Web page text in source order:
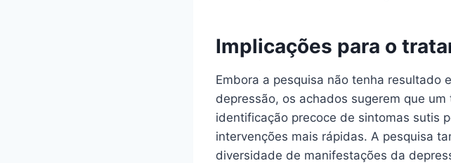
Implicações para o
Embora a pesquisa não tenha resultado
depressão, os achados sugerem que
identificação precoce de sintomas sutis
intervenções mais rápidas. A pesquisa
diversidade de manifestações da